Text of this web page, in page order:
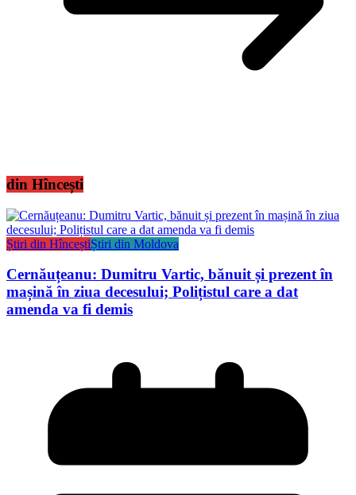
din Hîncești
Știri din HînceștiȘtiri din Moldova
Cernăuțeanu: Dumitru Vartic, bănuit și prezent în
mașină în ziua decesului; Polițistul care a dat
amenda va fi demis